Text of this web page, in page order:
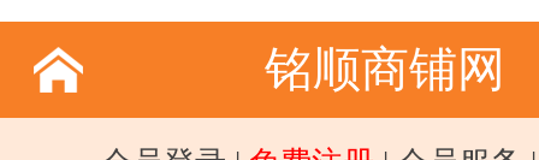
铭顺商铺网